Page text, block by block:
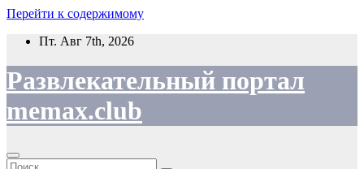
Перейти к содержимому
Пт. Авг 7th, 2026
Развлекательный портал
memax.club